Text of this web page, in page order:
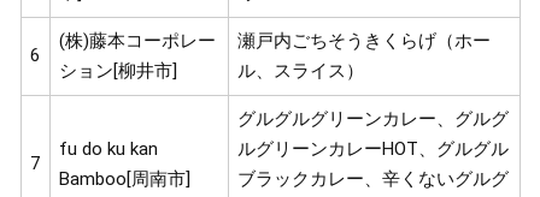
6
(株)藤本コーポレー
ション[柳井市]
瀬戸内ごちそうきくらげ（ホー
ル、スライス）
7
fu do ku kan
Bamboo[周南市]
グルグルグリーンカレー、グルグ
ルグリーンカレーHOT、グルグル
ブラックカレー、辛くないグルグ